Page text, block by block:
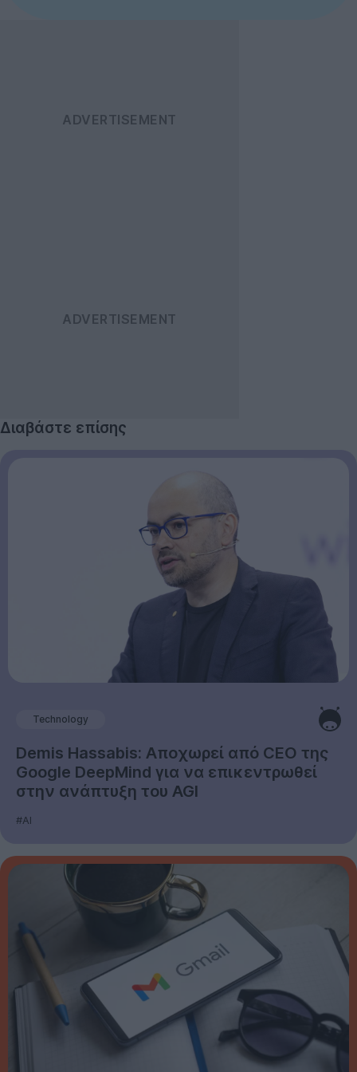
Διαβάστε επίσης
Technology
Demis Hassabis: Αποχωρεί από CEO της
Google DeepMind για να επικεντρωθεί
στην ανάπτυξη του AGI
#AI